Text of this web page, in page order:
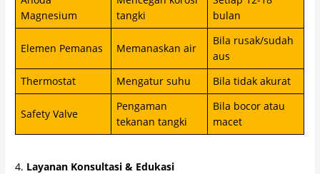
Magnesium
tangki
bulan
Elemen Pemanas Memanaskan air
Bila rusak/sudah
aus
Thermostat
Mengatur suhu Bila tidak akurat
Safety Valve
Pengaman
tekanan tangki
Bila bocor atau
macet
4. Layanan Konsultasi & Edukasi